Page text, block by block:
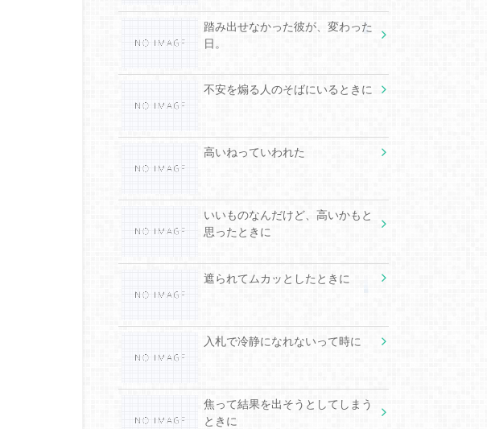
踏み出せなかった彼が、変わった
日。
不安を煽る人のそばにいるときに
高いねっていわれた
いいものなんだけど、高いかもと
思ったときに
遮られてムカッとしたときに
入札で冷静になれないって時に
焦って結果を出そうとしてしまう
ときに